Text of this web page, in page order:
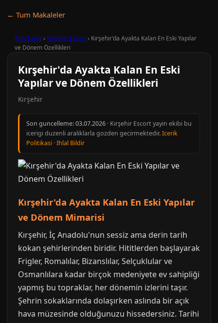
← Tum Makaleler
Ana Sayfa › Kırşehir Escort› Kırşehir'da Ayakta Kalan En Eski Yapılar
ve Dönem Özellikleri
Kırşehir'da Ayakta Kalan En Eski
Yapılar ve Dönem Özellikleri
Kırşehir
Son guncelleme:03.07.2026 · Kırşehir Escort yayin ekibi bu
icerigi duzenli araliklarla gozden gecirmektedir.Icerik
Politikasi ·Ihlal Bildir
Kırşehir'da Ayakta Kalan En Eski Yapılar
ve Dönem Mimarisi
Kırşehir, İç Anadolu'nun sessiz ama derin tarih
kokan şehirlerinden biridir. Hititlerden başlayarak
Frigler, Romalılar, Bizanslılar, Selçuklular ve
Osmanlılara kadar birçok medeniyete ev sahipliği
yapmış bu topraklar, her dönemin izlerini taşır.
Şehrin sokaklarında dolaşırken aslında bir açık
hava müzesinde olduğunuzu hissedersiniz. Tarihi